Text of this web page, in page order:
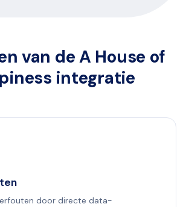
van de A House of
integratie
door directe data-